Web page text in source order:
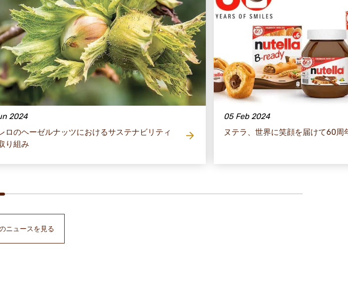
2024
ロのヘーゼルナッツにおけるサステナビリティ
り組み
05 Feb 2024
ヌテラ、世界に笑顔を届けて60周
ニュースを見る